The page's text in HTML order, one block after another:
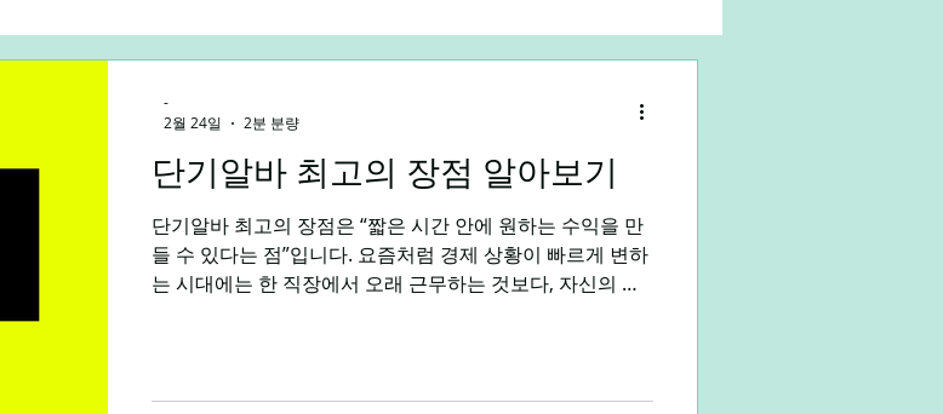
주간알바 평일알바 학생알바 대학생알바
단기알바 최고의 장점 알아보기
단기알바 최고의 장점은 “짧은 시간 안에 원하는 수익을 만
들 수 있다는 점”입니다. 요즘처럼 경제 상황이 빠르게 변하
는 시대에는 한 직장에서 오래 근무하는 것보다, 자신의 일
현금 흐름 입니다. 단기알바는 하루, 일주일, 한 달 등 짧은
-
2월 24일
2분 분량